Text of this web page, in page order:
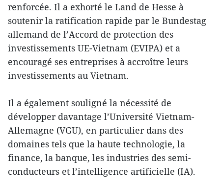
renforcée. Il a exhorté le Land de Hesse à
soutenir la ratification rapide par le Bundestag
allemand de l’Accord de protection des
investissements UE-Vietnam (EVIPA) et a
encouragé ses entreprises à accroître leurs
investissements au Vietnam.
Il a également souligné la nécessité de
développer davantage l’Université Vietnam-
Allemagne (VGU), en particulier dans des
domaines tels que la haute technologie, la
finance, la banque, les industries des semi-
conducteurs et l’intelligence artificielle (IA).